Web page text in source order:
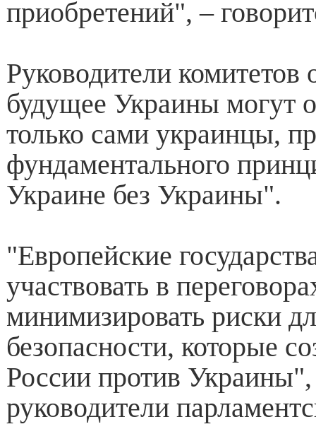
приобретений", –
Руководители комитетов
будущее Украины могут
только сами украинцы,
фундаментального
Украине без Украины".
"Европейские
участвовать в
минимизировать риски
безопасности, которые
России против
руководители